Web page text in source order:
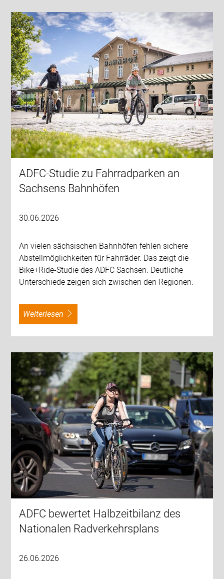
ADFC-Studie zu Fahrradparken an
Sachsens Bahnhöfen
30.06.2026
An vielen sächsischen Bahnhöfen fehlen sichere
Abstellmöglichkeiten für Fahrräder. Das zeigt die
Bike+Ride-Studie des ADFC Sachsen. Deutliche
Unterschiede zeigen sich zwischen den Regionen.
weiterlesen
ADFC bewertet Halbzeitbilanz des
Nationalen Radverkehrsplans
26.06.2026